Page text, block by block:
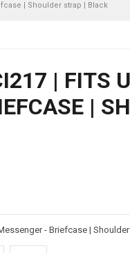
| Shoulder strap | Black
| FITS
|
- Briefcase |